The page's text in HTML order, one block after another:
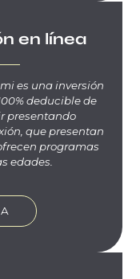
en línea
es una inversión
deducible de
presentando
que presentan
programas
edades.